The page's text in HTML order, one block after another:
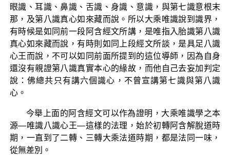
眼識、耳識、鼻識、舌識、身識、意識，與第七識意根末
那，及第八識真心如來藏而說。所以大乘唯識說到識界，
有時候是如同前一段阿含經文所講，是唯指入胎識第八識
真心如來藏而說，有時則如同上段經文所談，是具足八識
心王而說，不可以如同前面所提到的這位導師，因為自身
還沒有親證第八識真實本心的緣故，而他自己去妄加判定
說：佛總共只有講六個識心，不曾宣講第七識與第八識
心。
今舉上面的阿含經文可以作為證明，大乘唯識學之本
源—唯識八識心王—這樣的法理，始於初轉阿含解脫道時
期，一直到了二轉、三轉大乘法道時期，都是法同一味，
從無差別。